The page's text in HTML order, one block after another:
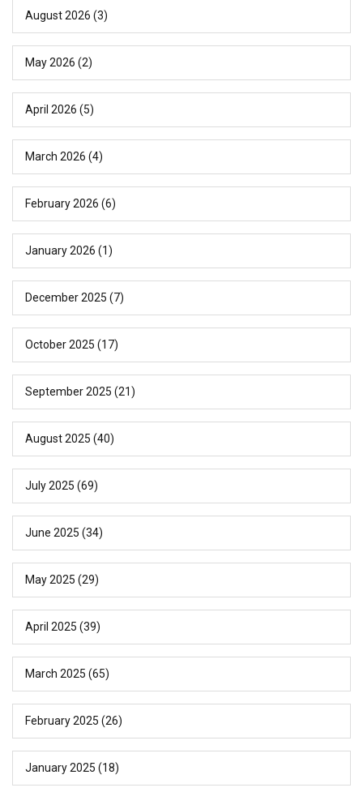
August 2026 (3)
May 2026 (2)
April 2026 (5)
March 2026 (4)
February 2026 (6)
January 2026 (1)
December 2025 (7)
October 2025 (17)
September 2025 (21)
August 2025 (40)
July 2025 (69)
June 2025 (34)
May 2025 (29)
April 2025 (39)
March 2025 (65)
February 2025 (26)
January 2025 (18)